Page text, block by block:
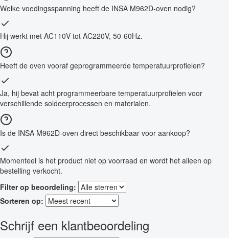
Welke voedingsspanning heeft de INSA M962D-oven nodig?
Hij werkt met AC110V tot AC220V, 50-60Hz.
Heeft de oven vooraf geprogrammeerde temperatuurprofielen?
Ja, hij bevat acht programmeerbare temperatuurprofielen voor
verschillende soldeerprocessen en materialen.
Is de INSA M962D-oven direct beschikbaar voor aankoop?
Momenteel is het product niet op voorraad en wordt het alleen op
bestelling verkocht.
Filter op beoordeling:
Sorteren op:
Schrijf een klantbeoordeling